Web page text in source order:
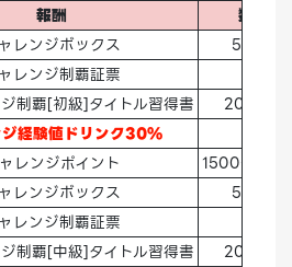
報酬 数量
レンジボックス 5→
レンジ制覇証票
制覇[初級]タイトル習得書
20→
経験値ドリンク30%
レンジポイント
1500→
レンジボックス 5→
レンジ制覇証票
制覇[中級]タイトル習得書
20→